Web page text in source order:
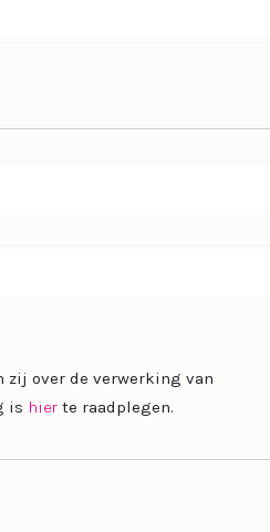
zij over de verwerking van
is hier te raadplegen.